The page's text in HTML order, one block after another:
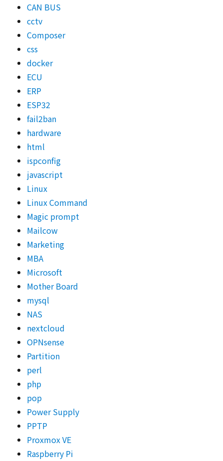
CAN BUS
cctv
Composer
css
docker
ECU
ERP
ESP32
fail2ban
hardware
html
ispconfig
javascript
Linux
Linux Command
Magic prompt
Mailcow
Marketing
MBA
Microsoft
Mother Board
mysql
NAS
nextcloud
OPNsense
Partition
perl
php
pop
Power Supply
PPTP
Proxmox VE
Raspberry Pi